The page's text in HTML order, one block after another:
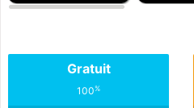
0
Gratuit
100%